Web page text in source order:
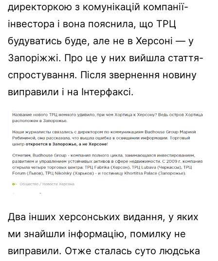
директоркою з комунікацій компанії-
інвестора і вона пояснила, що ТРЦ
будуватись буде, але не в Херсоні — у
Запоріжжі. Про це у них вийшла стаття-
спростування. Після звернення новину
виправили і на Інтерфаксі.
Два інших херсонських видання, у яких
ми знайшли інформацію, помилку не
виправили. Отже сталась суто людська